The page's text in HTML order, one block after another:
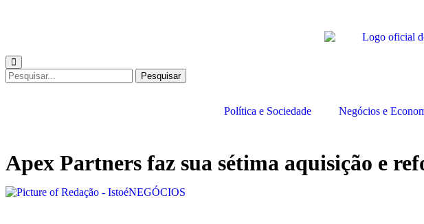
Pesquisar
Política e Sociedade Negócios e
Apex Partners faz sua sétima aquisição e